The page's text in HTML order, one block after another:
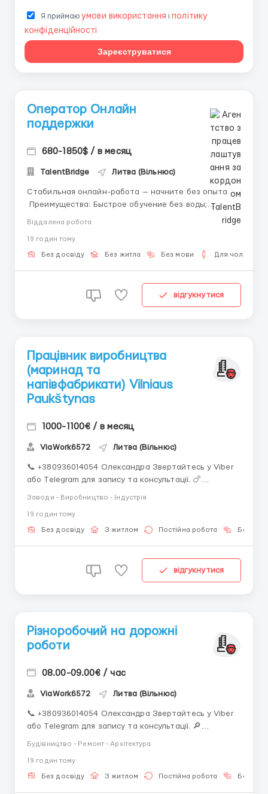
Я приймаюумови використання і політику
конфіденційності
Зареєструватися
Оператор Онлайн
поддержки
680-1850$ / в месяц
TalentBridge Литва (Вільнюс)
Стабильная онлайн-работа — начните без опыта
Преимущества: Быстрое обучение без воды;
Наставник всегда на связи; Выплаты без задержек.
Ведение чатов; Поддержка активности. Что нужно: 9
часов в день;...
Віддалена робота
19 годин тому
Без досвіду Без житла Без мови Для чоловіків
відгукнутися
Працівник виробництва
(маринад та
напівфабрикати) Vilniaus
Paukštynas
1000-1100€ / в месяц
ViaWork6572 Литва (Вільнюс)
📞 +380936014054 Олександра Звертайтесь у Viber
або Telegram для запису та консультації. 🍗
Працівник виробництва (маринад та
км від Вільнюса) 💰 Оплата 1000–1100 EUR брутто/міс
~900 EUR нетто базово З додатковими годинами: ...
Заводи - Виробництво - Індустрія
19 годин тому
Без досвіду З житлом Постійна робота Без
відгукнутися
Різноробочий на дорожні
роботи
08.00-09.00€ / час
ViaWork6572 Литва (Вільнюс)
📞 +380936014054 Олександра Звертайтесь у Viber
або Telegram для запису та консультації. 🔎
Литва медкомісія перед початком роботи — 30 євро
(можна оплатити із зарплати) 📆 ГРАФІК РОБОТИ: 5–
Будівництво - Ремонт - Архітектура
19 годин тому
Без досвіду З житлом Постійна робота Без